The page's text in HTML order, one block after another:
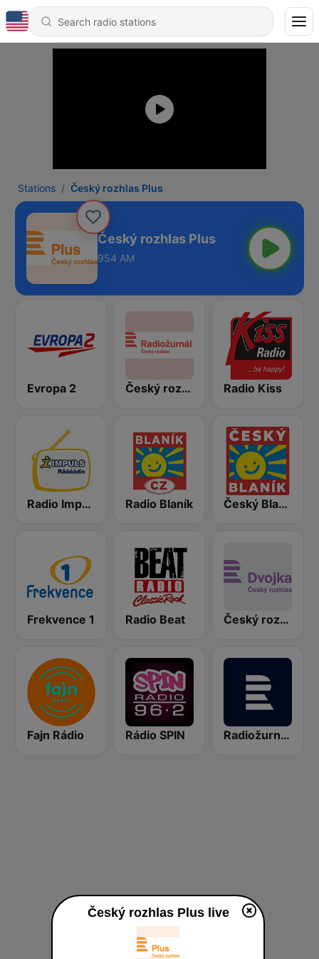
Stations Český rozhlas Plus
Český rozhlas Plus
954 AM
Evropa 2 Český rozhlas Radiožurnál Radio Kiss
Radio Impuls Radio Blaník Český Blaník
Frekvence 1 Radio Beat Český rozhlas Dvojka
Fajn Rádio Rádio SPIN Radiožurnál Sport
Český rozhlas Plus live